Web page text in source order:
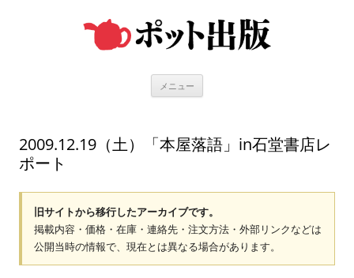
メニュー
2009.12.19（土）「本屋落語」in石堂書店レ
ポート
旧サイトから移行したアーカイブです。
掲載内容・価格・在庫・連絡先・注文方法・外部リンクなどは
公開当時の情報で、現在とは異なる場合があります。